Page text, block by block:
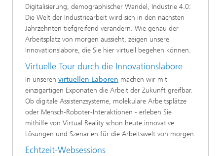
Digitalisierung, demographischer Wandel, Industrie 4.0:
Die Welt der Industriearbeit wird sich in den nächsten
Jahrzehnten tiefgreifend verändern. Wie genau der
Arbeitsplatz von morgen aussieht, zeigen unsere
Innovationslabore, die Sie hier virtuell begehen können.
Virtuelle Tour durch die Innovationslabore
In unseren virtuellen Laboren machen wir mit
einzigartigen Exponaten die Arbeit der Zukunft greifbar.
Ob digitale Assistenzsysteme, molekulare Arbeitsplätze
oder Mensch-Roboter-Interaktionen - erleben Sie
mithilfe von Virtual Reality schon heute innovative
Lösungen und Szenarien für die Arbeitswelt von morgen.
Echtzeit-Websessions